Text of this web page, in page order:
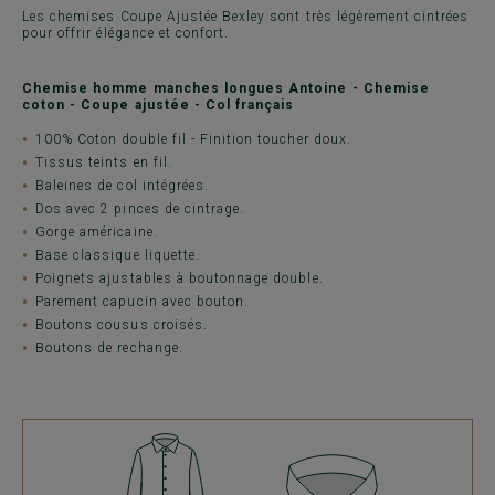
Les chemises Coupe Ajustée Bexley sont très légèrement cintrées
pour offrir élégance et confort.
Chemise homme manches longues Antoine - Chemise
coton - Coupe ajustée - Col français
100% Coton double fil - Finition toucher doux.
Tissus teints en fil.
Baleines de col intégrées.
Dos avec 2 pinces de cintrage.
Gorge américaine.
Base classique liquette.
Poignets ajustables à boutonnage double.
Parement capucin avec bouton.
Boutons cousus croisés.
Boutons de rechange.